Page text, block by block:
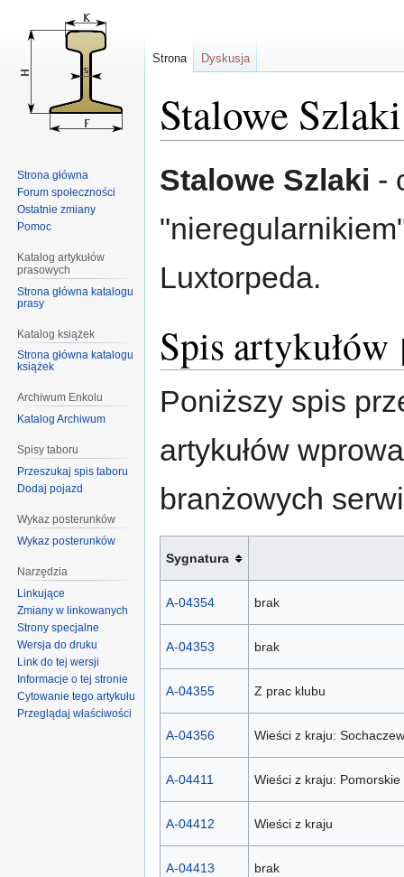
Stalowe
do
do
Stalowe Szlaki -
Luxtorpeda.
Spis artykułów
Poniższy spis
artykułów
branżowych
Sygnatura
A-04354 brak
A-04353 brak
A-04355 Z prac klubu
A-04356 Wieści z kraju:
A-04411 Wieści z kraju:
A-04412 Wieści z kraju
A-04413 brak
Strona Dyskusja
Strona główna
Forum społeczności
Ostatnie zmiany
Pomoc
Katalog artykułów
prasowych
Strona główna katalogu
prasy
Katalog książek
Strona główna katalogu
książek
Archiwum Enkolu
Katalog Archiwum
Spisy taboru
Przeszukaj spis taboru
Dodaj pojazd
Wykaz posterunków
Wykaz posterunków
Narzędzia
Linkujące
Zmiany w linkowanych
Strony specjalne
Wersja do druku
Link do tej wersji
Informacje o tej stronie
Cytowanie tego artykułu
Przeglądaj właściwości